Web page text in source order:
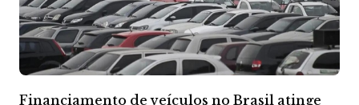
Financiamento de veículos no Brasil atinge